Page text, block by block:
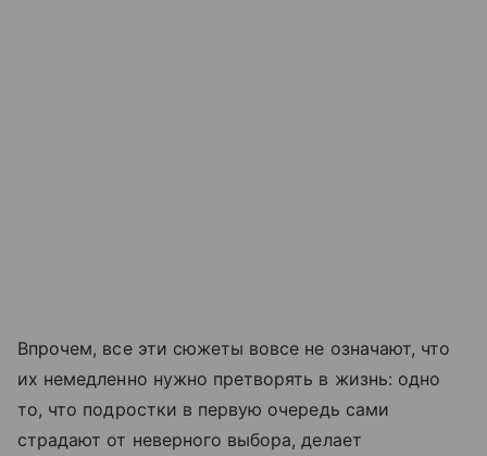
Впрочем, все эти сюжеты вовсе не означают, что
их немедленно нужно претворять в жизнь: одно
то, что подростки в первую очередь сами
страдают от неверного выбора, делает